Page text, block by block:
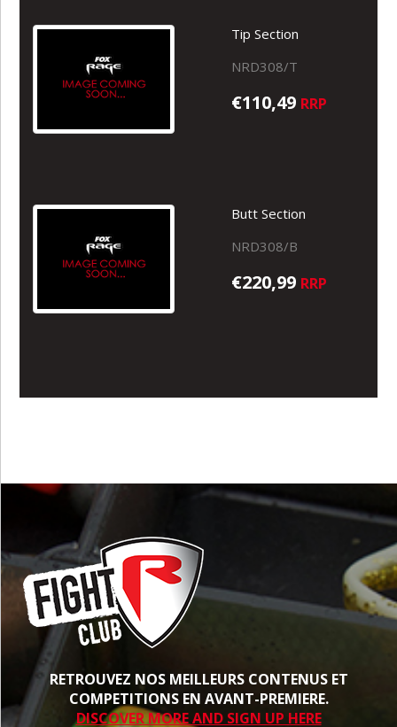
Tip Section
NRD308/T
€110,49 RRP
Butt Section
NRD308/B
€220,99 RRP
RETROUVEZ NOS MEILLEURS CONTENUS ET
COMPETITIONS EN AVANT-PREMIERE.
DISCOVER MORE AND SIGN UP HERE